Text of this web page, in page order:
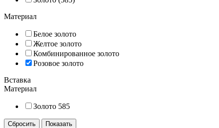
Материал
Белое золото
Желтое золото
Комбинированное золото
Розовое золото
Вставка
Материал
Золото 585